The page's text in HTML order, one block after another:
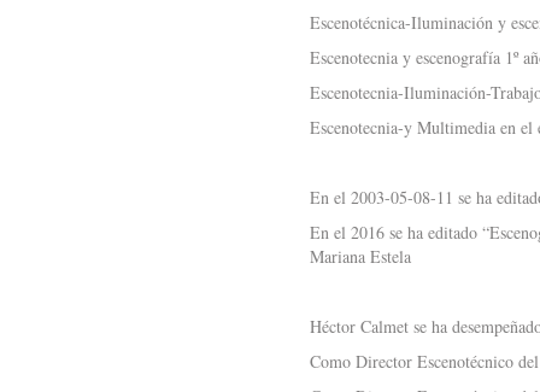
Escenotécnica-Iluminación y
Escenotecnia y escenografía 1º
Escenotecnia-Iluminación-
Escenotecnia-y Multimedia en
En el 2003-05-08-11 se ha
En el 2016 se ha editado
Mariana Estela
Héctor Calmet se ha
Como Director Escenotécnico